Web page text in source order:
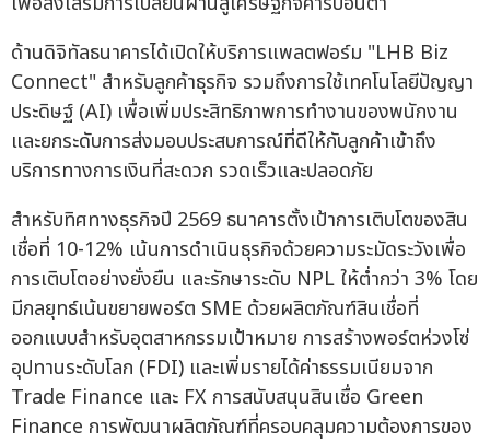
ด้านดิจิทัลธนาคารได้เปิดให้บริการแพลตฟอร์ม "LHB Biz
Connect" สำหรับลูกค้าธุรกิจ รวมถึงการใช้เทคโนโลยีปัญญา
ประดิษฐ์ (AI) เพื่อเพิ่มประสิทธิภาพการทำงานของพนักงาน
และยกระดับการส่งมอบประสบการณ์ที่ดีให้กับลูกค้าเข้าถึง
บริการทางการเงินที่สะดวก รวดเร็วและปลอดภัย
สำหรับทิศทางธุรกิจปี 2569 ธนาคารตั้งเป้าการเติบโตของสิน
เชื่อที่ 10-12% เน้นการดำเนินธุรกิจด้วยความระมัดระวังเพื่อ
การเติบโตอย่างยั่งยืน และรักษาระดับ NPL ให้ต่ำกว่า 3% โดย
มีกลยุทธ์เน้นขยายพอร์ต SME ด้วยผลิตภัณฑ์สินเชื่อที่
ออกแบบสำหรับอุตสาหกรรมเป้าหมาย การสร้างพอร์ตห่วงโซ่
อุปทานระดับโลก (FDI) และเพิ่มรายได้ค่าธรรมเนียมจาก
Trade Finance และ FX การสนับสนุนสินเชื่อ Green
Finance การพัฒนาผลิตภัณฑ์ที่ครอบคลุมความต้องการของ